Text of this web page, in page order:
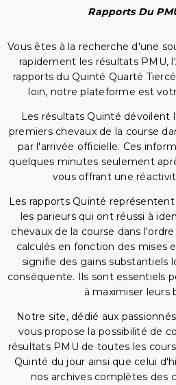
Rapports Du
Vous êtes à la recherche d'une
rapidement les résultats PMU,
rapports du Quinté Quarté
loin, notre plateforme est
Les résultats Quinté dévoilent
premiers chevaux de la course
par l'arrivée officielle. Ces
quelques minutes seulement
vous offrant une
Les rapports Quinté
les parieurs qui ont réussi à
chevaux de la course dans
calculés en fonction des mises
signifie des gains substantiels
conséquente. Ils sont essentiels
à maximiser leurs
Notre site, dédié aux
vous propose la possibilité de
résultats PMU de toutes les
Quinté du jour ainsi que celui
nos archives complètes des